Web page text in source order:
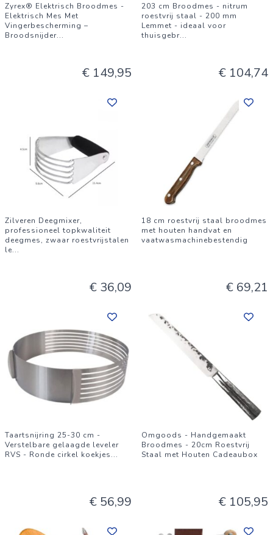
Zyrex® Elektrisch Broodmes -
Elektrisch Mes Met
Vingerbescherming –
Broodsnijder...
€ 149,95
203 cm Broodmes - nitrum
roestvrij staal - 200 mm
Lemmet - ideaal voor
thuisgebr...
€ 104,74
Zilveren Deegmixer,
professioneel topkwaliteit
deegmes, zwaar roestvrijstalen
le...
€ 36,09
18 cm roestvrij staal broodmes
met houten handvat en
vaatwasmachinebestendig
€ 69,21
Taartsnijring 25-30 cm -
Verstelbare gelaagde leveler
RVS - Ronde cirkel koekjes...
€ 56,99
Omgoods - Handgemaakt
Broodmes - 20cm Roestvrij
Staal met Houten Cadeaubox
€ 105,95